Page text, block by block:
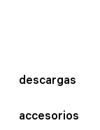
descargas
accesorios